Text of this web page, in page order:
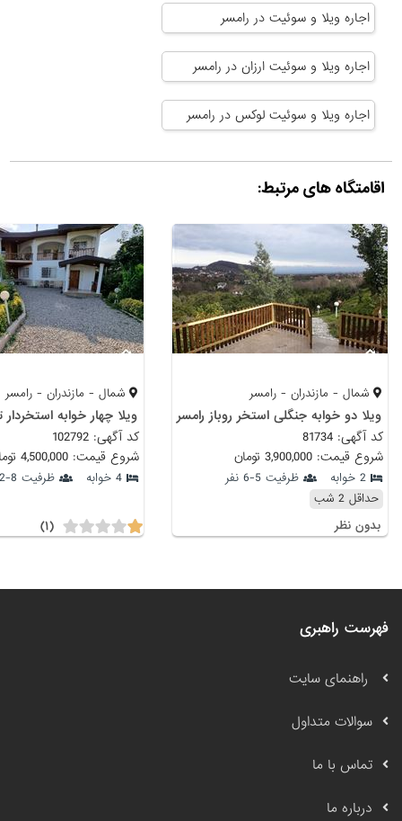
اجاره ویلا و سوئیت در رامسر
اجاره ویلا و سوئیت ارزان در رامسر
اجاره ویلا و سوئیت لوکس در رامسر
اقامتگاه های مرتبط:
شمال - مازندران - رامسر
ویلا دو خوابه جنگلی استخر روباز رامسر
کد آگهی: 81734
شروع قیمت: 3,900,000 تومان
2 خوابه
ظرفیت 5-6 نفر
حداقل 2 شب
بدون نظر
شمال - مازندران - رامسر
کد آگهی: 102792
شروع قیمت: 4,500,000 تومان
4 خوابه ظرفیت 8-12 نفر
(۱)
فهرست راهبری
راهنمای سایت
سوالات متداول
تماس با ما
درباره ما